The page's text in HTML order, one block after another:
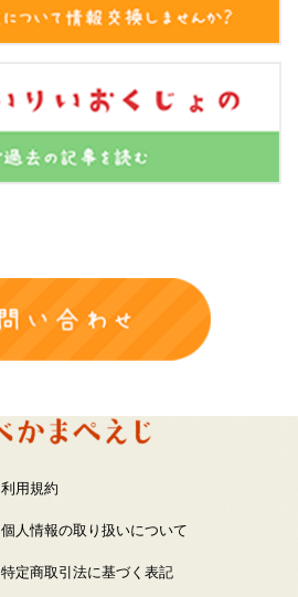
利用規約
個人情報の取り扱いについて
特定商取引法に基づく表記